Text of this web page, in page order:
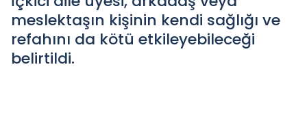
meslektaşın kişinin kendi sağlığı ve
refahını da kötü etkileyebileceği
belirtildi.